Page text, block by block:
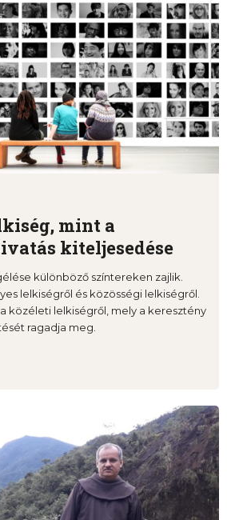
mint a
kiteljesedése
különböző színtereken zajlik.
lelkiségről és közösségi lelkiségről.
közéleti lelkiségről, mely a keresztény
ragadja meg.